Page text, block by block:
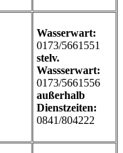
Wasserwart:
0173/5661551
stelv.
Wassserwart:
0173/5661556
außerhalb
Dienstzeiten:
0841/804222